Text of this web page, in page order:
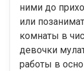
ними до
или
комнаты в
девочки
работы в